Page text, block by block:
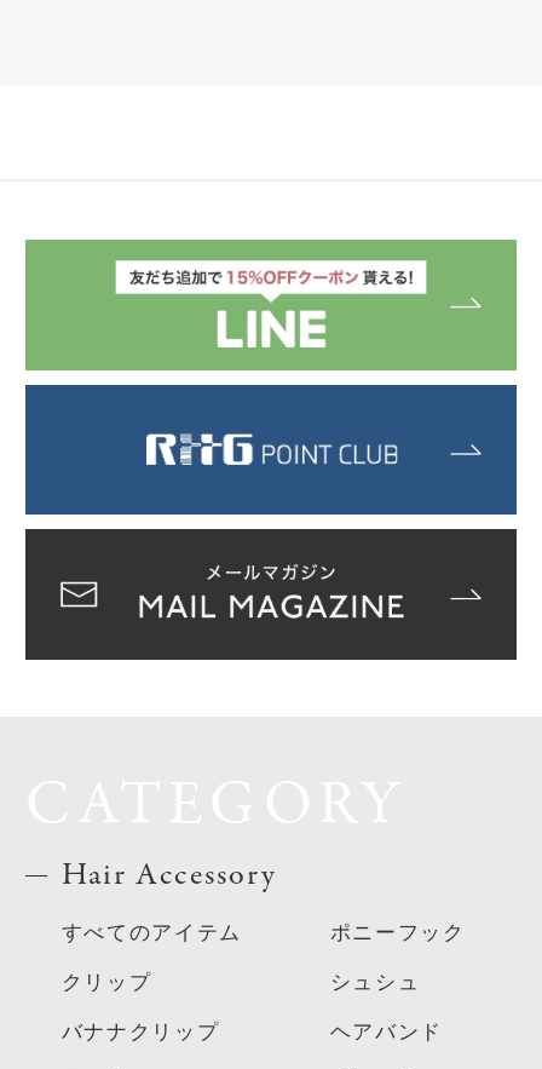
Hair Accessory
すべてのアイテム
クリップ
バナナクリップ
ポニーフック
シュシュ
ヘアバンド